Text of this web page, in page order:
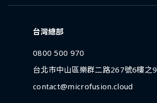
台灣總部
0800 500 970
台北市中山區樂群二路267號6樓之9
contact@microfusion.cloud